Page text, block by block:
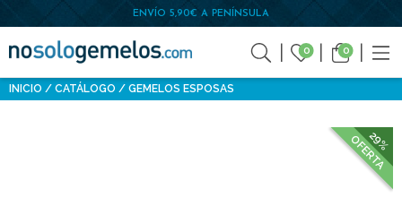
ENVÍO 5,90€ A PENÍNSULA
0 0
INICIO CATÁLOGO GEMELOS ESPOSAS
29%
OFERTA